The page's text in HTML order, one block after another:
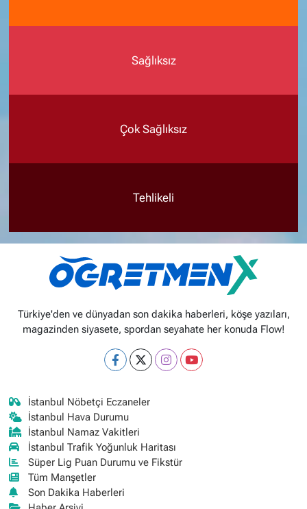
Sağlıksız
Çok Sağlıksız
Tehlikeli
Türkiye'den ve dünyadan son dakika haberleri, köşe yazıları,
magazinden siyasete, spordan seyahate her konuda Flow!
İstanbul Nöbetçi Eczaneler
İstanbul Hava Durumu
İstanbul Namaz Vakitleri
İstanbul Trafik Yoğunluk Haritası
Süper Lig Puan Durumu ve Fikstür
Tüm Manşetler
Son Dakika Haberleri